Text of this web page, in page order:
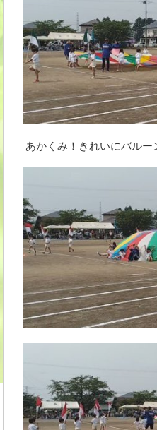
あかくみ！きれいにバルー